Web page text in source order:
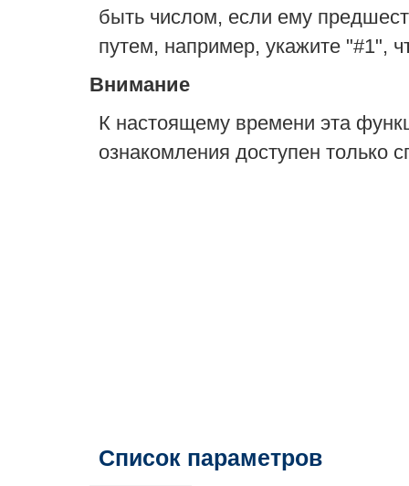
быть числом, если ему
путем, например, укажите "#1",
Внимание
К настоящему времени эта
ознакомления доступен только
Список параметров